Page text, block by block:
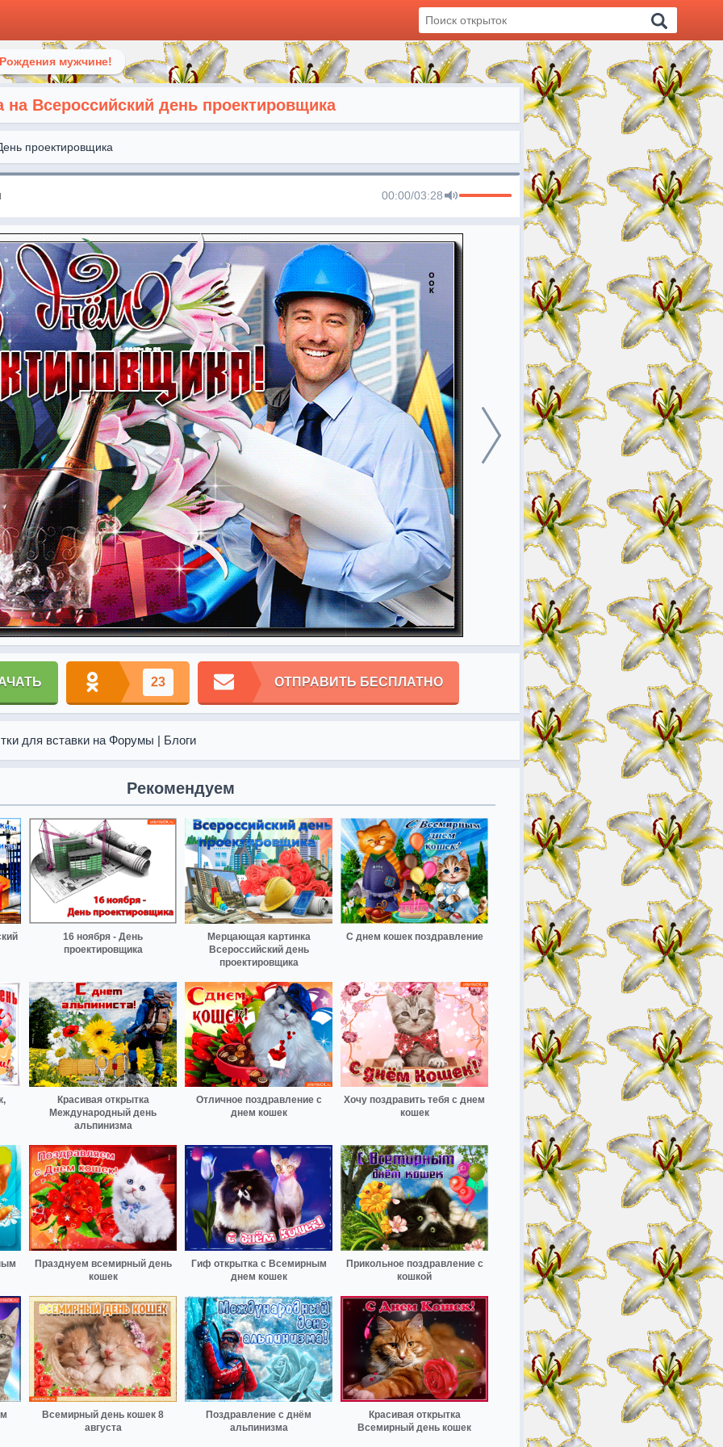
мужчине!
на Всероссийский день проектировщика
проектировщика
00:00/03:28
23 ОТПРАВИТЬ БЕСПЛАТНО
для вставки на Форумы | Блоги
Рекомендуем
16 ноября - День
проектировщика
Мерцающая картинка
Всероссийский день
проектировщика
С днем кошек поздравление
Красивая открытка
Международный день
альпинизма
Отличное поздравление с
днем кошек
Хочу поздравить тебя с днем
кошек
Празднуем всемирный день
кошек
Гиф открытка с Всемирным
днем кошек
Прикольное поздравление с
кошкой
Всемирный день кошек 8
августа
Поздравление с днём
альпинизма
Красивая открытка
Всемирный день кошек